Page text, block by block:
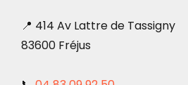
📍 414 Av Lattre de Tassigny
83600 Fréjus